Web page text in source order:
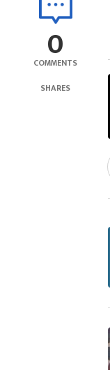
0
COMMENTS
SHARES